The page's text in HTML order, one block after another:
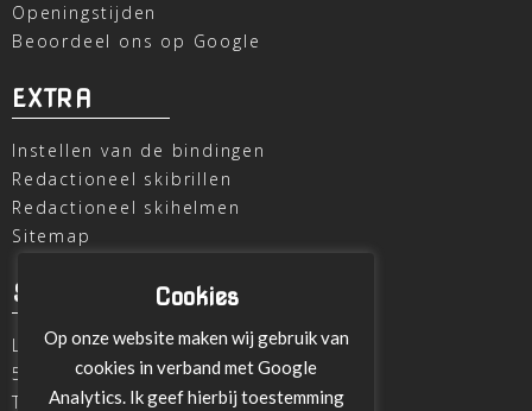
Openingstijden
Beoordeel ons op Google
EXTRA
Instellen van de bindingen
Redactioneel skibrillen
Redactioneel skihelmen
Sitemap
SKI OUTLET
Laagheidehof 8
5804 XC Venray
T
+31 478 515696
Cookies
Op onze website maken wij gebruik van
cookies in verband met Google
Analytics. Ik geef hierbij toestemming